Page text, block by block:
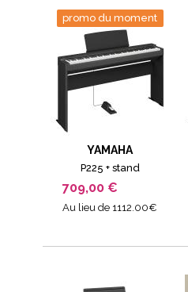
promo du moment
YAMAHA
P225 + stand
709,00 €
Au lieu de 1112.00€